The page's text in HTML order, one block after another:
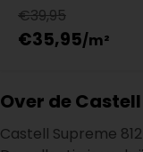
€39,95
€35,95
Over de
Castell Supreme